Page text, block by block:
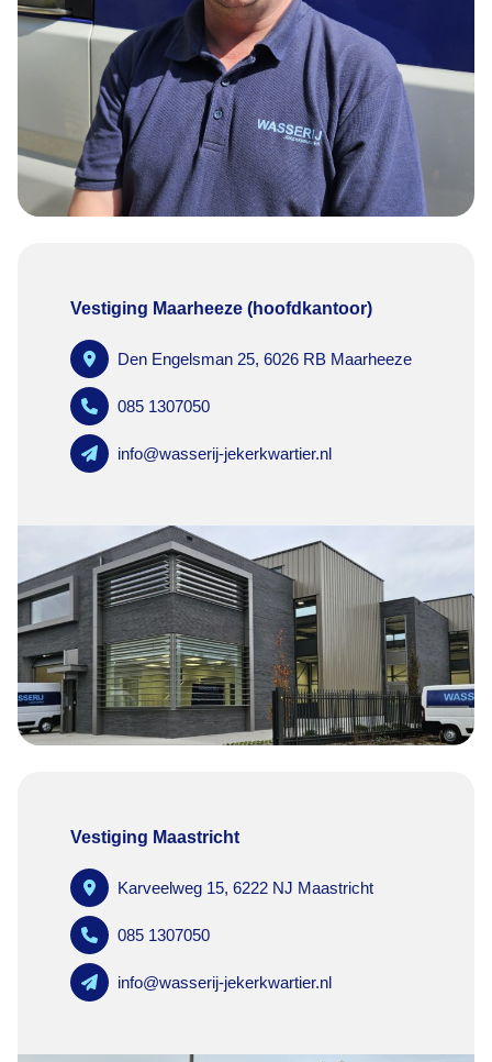
Vestiging Maarheeze (hoofdkantoor)
Den Engelsman 25, 6026 RB Maarheeze
085 1307050
info@wasserij-jekerkwartier.nl
Vestiging Maastricht
Karveelweg 15, 6222 NJ Maastricht
085 1307050
info@wasserij-jekerkwartier.nl